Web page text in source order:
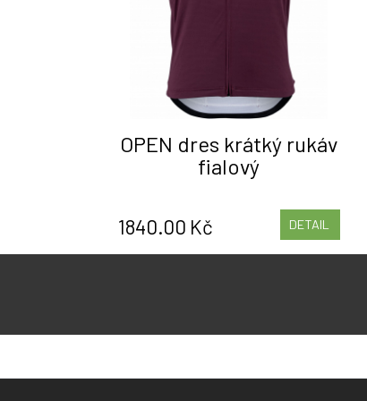
OPEN dres krátký rukáv
fialový
1840.00 Kč DETAIL